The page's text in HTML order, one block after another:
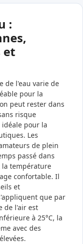
:
et
de l'eau varie de
pour la
peut rester dans
risque
pour la
Les
de plein
passé dans
la température
confortable. Il
et
que par
de l'air est
à 25°C, la
avec des